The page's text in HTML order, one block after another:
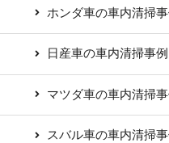
ホンダ車の車内清掃事
日産車の車内清掃事例
マツダ車の車内清掃事
スバル車の車内清掃事